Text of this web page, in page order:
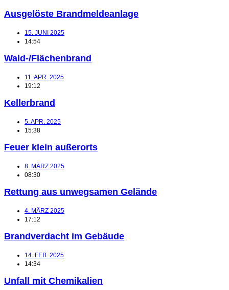
Ausgelöste Brandmeldeanlage
15. JUNI 2025
14:54
Wald-/Flächenbrand
11. APR. 2025
19:12
Kellerbrand
5. APR. 2025
15:38
Feuer klein außerorts
8. MÄRZ 2025
08:30
Rettung aus unwegsamen Gelände
4. MÄRZ 2025
17:12
Brandverdacht im Gebäude
14. FEB. 2025
14:34
Unfall mit Chemikalien